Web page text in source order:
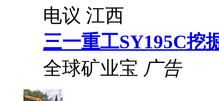
电议 江西
三一重工SY195C挖
全球矿业宝 广告